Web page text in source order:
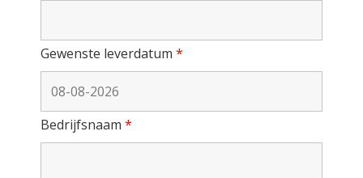
Gewenste leverdatum *
Bedrijfsnaam *